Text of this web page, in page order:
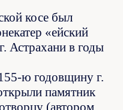
косе был
«ейский
Астрахани в годы
ю годовщину г.
памятник
(автором